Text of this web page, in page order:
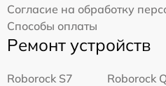
Согласие на обработку
Способы оплаты
Ремонт устройств
Roborock S7
Roborock